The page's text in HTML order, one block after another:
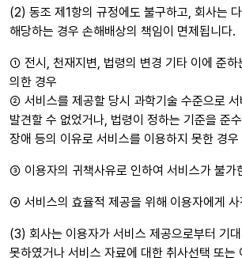
(2) 동조 제1항의 규정에도 불구하고, 회사는
해당하는 경우 손해배상의 책임이 면제됩니다.
① 전시, 천재지변, 법령의 변경 기타 이에 준하
의한 경우
② 서비스를 제공할 당시 과학기술 수준으로
발견할 수 없었거나, 법령이 정하는 기준을 준
장애 등의 이유로 서비스를 이용하지 못한 경우
③ 이용자의 귀책사유로 인하여 서비스가 불가
④ 서비스의 효율적 제공을 위해 이용자에게
(3) 회사는 이용자가 서비스 제공으로부터 기
못하였거나 서비스 자료에 대한 취사선택 또는